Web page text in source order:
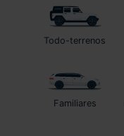
Todo-terrenos
Familiares